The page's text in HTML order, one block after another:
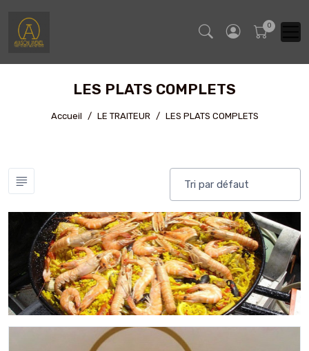
LES PLATS COMPLETS
Accueil LE TRAITEUR LES PLATS COMPLETS